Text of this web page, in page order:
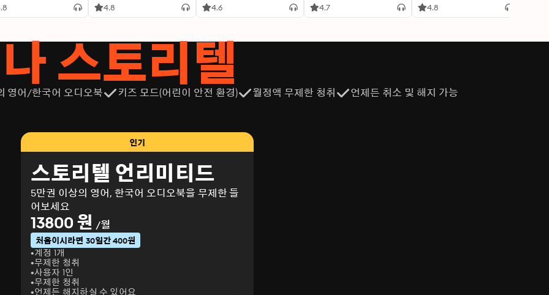
4.8 4.6 4.7 4.8
스토리텔
영어/한국어 오디오북 키즈 모드(어린이 안전 환경) 월정액 무제한 청취 언제든 취소 및 해지 가능
인기
스토리텔 언리미티드
5만권 이상의 영어, 한국어 오디오북을 무제한 들
어보세요
13800 원 /월
처음이시라면 30일간 400원
계정 1개
무제한 청취
사용자 1인
무제한 청취
언제든 해지하실 수 있어요